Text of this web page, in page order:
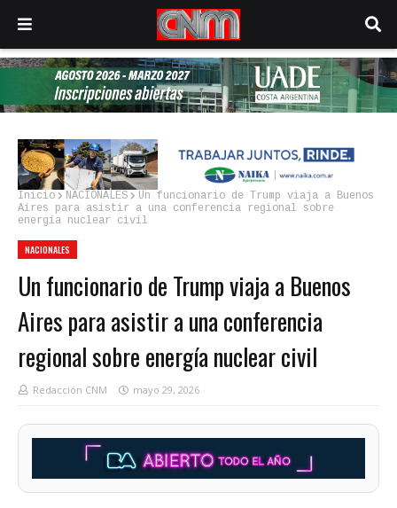
Inicio NACIONALES
Un funcionario de Trump viaja a Buenos
Aires para asistir a una conferencia regional sobre
energía nuclear civil
NACIONALES
Un funcionario de Trump viaja a Buenos
Aires para asistir a una conferencia
regional sobre energía nuclear civil
Redacción CNM mayo 29, 2026